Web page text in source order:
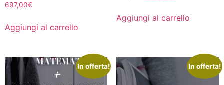
697,00€
Aggiungi al carrello
Aggiungi al carrello
In offerta! In offerta!